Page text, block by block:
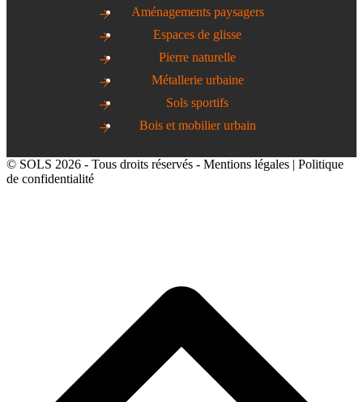
Aménagements paysagers
Espaces de glisse
Pierre naturelle
Métallerie urbaine
Sols sportifs
Bois et mobilier urbain
© SOLS 2026 - Tous droits réservés - Mentions légales | Politique
de confidentialité